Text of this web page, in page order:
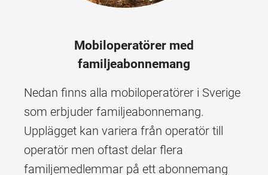
Mobiloperatörer med
familjeabonnemang
Nedan finns alla mobiloperatörer i Sverige
som erbjuder familjeabonnemang.
Upplägget kan variera från operatör till
operatör men oftast delar flera
familjemedlemmar på ett abonnemang